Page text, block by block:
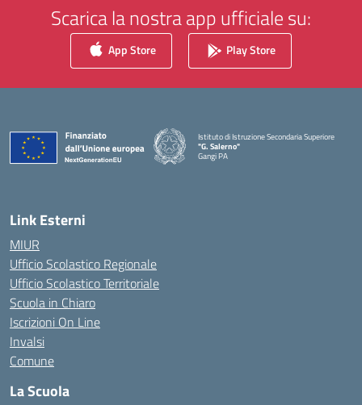
Scarica la nostra app ufficiale su:
App Store Play Store
Istituto di Istruzione Secondaria Superiore
"G. Salerno"
Gangi PA
— Visita la pagina iniziale della scuola
Link Esterni
MIUR
Ufficio Scolastico Regionale
Ufficio Scolastico Territoriale
Scuola in Chiaro
Iscrizioni On Line
Invalsi
Comune
La Scuola